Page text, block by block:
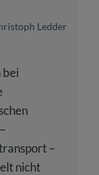
Ledder
bei
–
nicht